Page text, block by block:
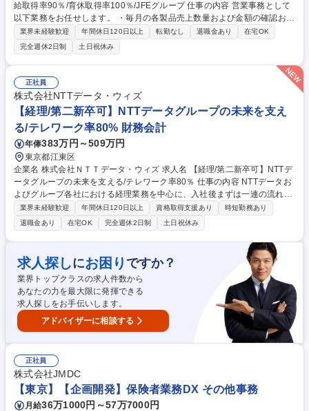
給取得率90％/育休取得率100％/JFEグループ 仕事の内容 営業事務として
以下業務をお任せします。 ・毎月の各製品売上数量および金額の確認およ
び集計業務 （営業システムへの各種登録、入力、内容確認） ・経費申請
および確認・集計 ・顧客・取引先とのコミュニケーション：電話、メール
等での定型サービスに関わる問い合せ対応（例；請求書等） ・受発注業務
／請求書発行業務、支払確認等 ・（場合により）製品在庫管理、生産バラ
ンスの確認 ・総務業務（備品管理、オフィスや施設管理、通信文書管理な
ど） 募集職種 ★営業事務/フレックス/在宅可/有給取得率90％/育休取得率
100％/JFEグループ
業界未経験歓迎 年間休日120日以上 転勤なし 退職金あり
在宅OK
完全週休2日制
土日祝休み
正社員
株式会社NTTデータ・ウィズ
【経理/第二新卒可】NTTデータグループの未来を支え
る/テレワーク率80% 財務会計
年俸383万円～509万円
東京都江東区
企業名 株式会社ＮＴＴデータ・ウィズ 求人名 【経理/第二新卒可】NTTデ
ータグループの未来を支える/テレワーク率80％ 仕事の内容 NTTデータお
よびグループ各社における経理業務を中心に、入社後まずは一連の流れを
把握していただくため、配属担当先の業務を一通りご経験いただきます。
■各種審査(受注計上/請求/支払/振替等)及び関連業務 ■債権、固定資産等の
残高管理業務 ■月次/四半期/年次決算締め、決算報告関連業務 ■年度末計算
書類作成(国内グループ会社向け) ■事業部門等からの問い合わせ対応、助
言指導 ■会計、SOX監査対応 ■経理プロセスの標準化・効率化(RPAや生成
AI等のテクノロジー活用、マニュアル等の整備更新) 募集職種 【経理/第二
新卒可】NTTデータグループの未来を支える/テレワーク率80％
業界未経験歓迎 年間休日120日以上 資格取得支援あり
時短勤務あり
退職金あり
在宅OK 完全週休2日制 土日祝休み
求人探しにお困り ですか？
業界トップクラスの求人件数から
あなたの力を最大限に発揮できる
求人探しをお手伝いします。
アドバイザーに相談する
正社員
株式会社JMDC
【東京】【企画開発】保険者業務DX その他事務
月給36万1000円～57万7000円